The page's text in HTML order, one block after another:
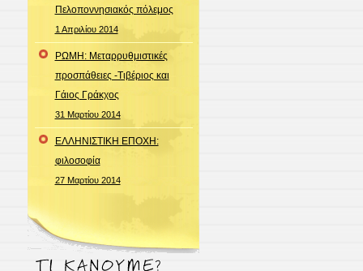
Πελοποννησιακός πόλεμος
1 Απριλίου 2014
ΡΩΜΗ: Μεταρρυθμιστικές
προσπάθειες -Τιβέριος και
Γάιος Γράκχος
31 Μαρτίου 2014
ΕΛΛΗΝΙΣΤΙΚΗ ΕΠΟΧΗ:
φιλοσοφία
27 Μαρτίου 2014